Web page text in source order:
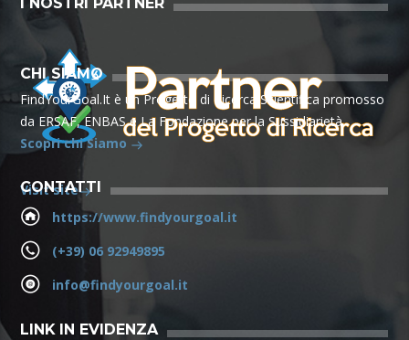
Visit site
CHI SIAMO
FindYourGoal.It è un Progetto di Ricerca Scientifica promosso
da ERSAF, ENBAS e La Fondazione per la Sussidiarietà.
Scopri chi Siamo
CONTATTI
https://www.findyourgoal.it
(+39) 06 92949895
info@findyourgoal.it
LINK IN EVIDENZA